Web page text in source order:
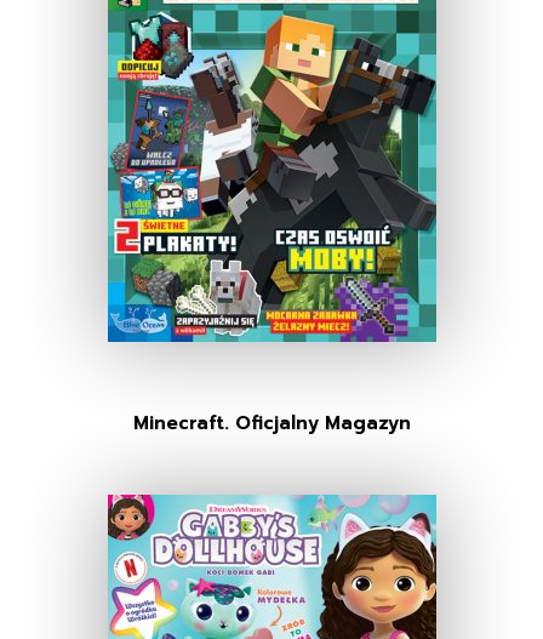
Minecraft. Oficjalny Magazyn